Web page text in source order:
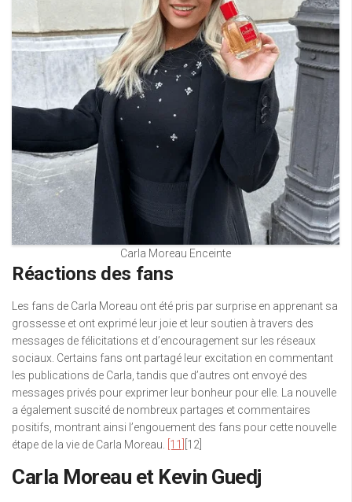
Carla Moreau Enceinte
Réactions des fans
Les fans de Carla Moreau ont été pris par surprise en apprenant sa
grossesse et ont exprimé leur joie et leur soutien à travers des
messages de félicitations et d’encouragement sur les réseaux
sociaux. Certains fans ont partagé leur excitation en commentant
les publications de Carla, tandis que d’autres ont envoyé des
messages privés pour exprimer leur bonheur pour elle. La nouvelle
a également suscité de nombreux partages et commentaires
positifs, montrant ainsi l’engouement des fans pour cette nouvelle
étape de la vie de Carla Moreau.
[11] [12]
Carla Moreau et Kevin Guedj